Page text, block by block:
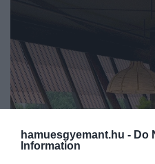
hamuesgyemant.hu - Do
Information